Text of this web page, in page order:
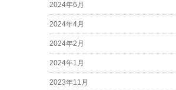
2024年6月
2024年4月
2024年2月
2024年1月
2023年11月